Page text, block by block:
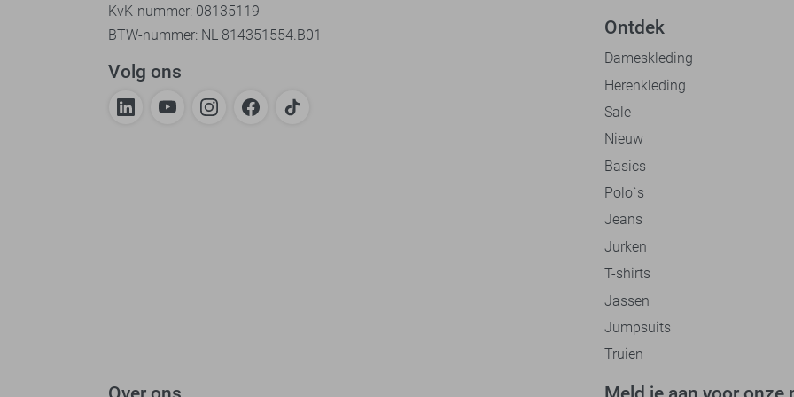
KvK-nummer: 08135119
BTW-nummer: NL 814351554.B01
Volg ons
Ontdek
Dameskleding
Herenkleding
Sale
Nieuw
Basics
Polo`s
Jeans
Jurken
T-shirts
Jassen
Jumpsuits
Truien